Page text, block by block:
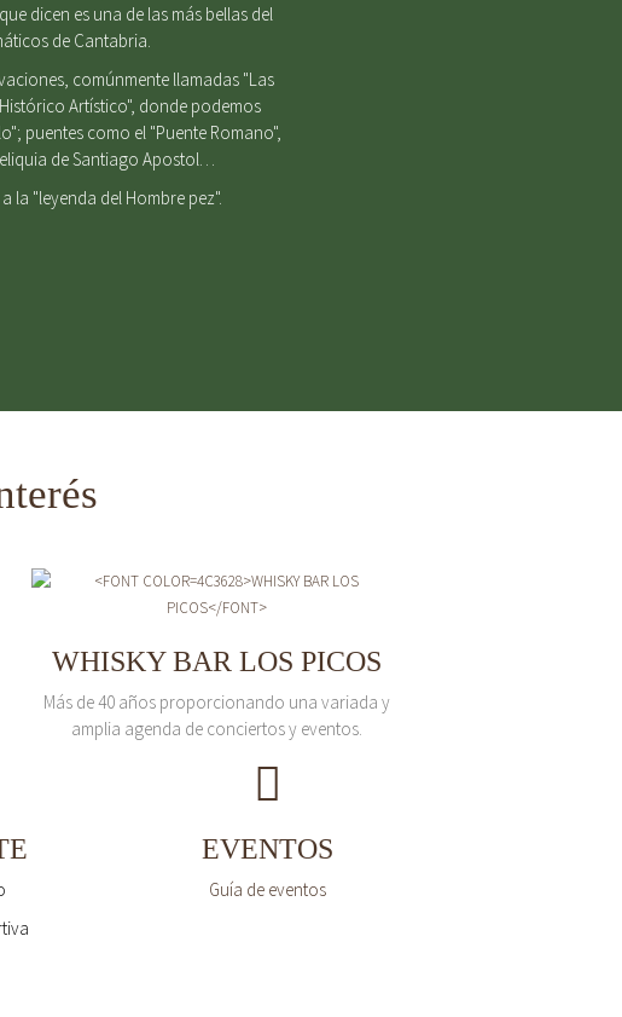
dicen es una de las más bellas del
de Cantabria.
comúnmente llamadas "Las
Artístico", donde podemos
puentes como el "Puente Romano",
de Santiago Apostol…
la "leyenda del Hombre pez".
WHISKY BAR LOS PICOS
Más de 40 años proporcionando una variada y
amplia agenda de conciertos y eventos.
EVENTOS
Guía de eventos